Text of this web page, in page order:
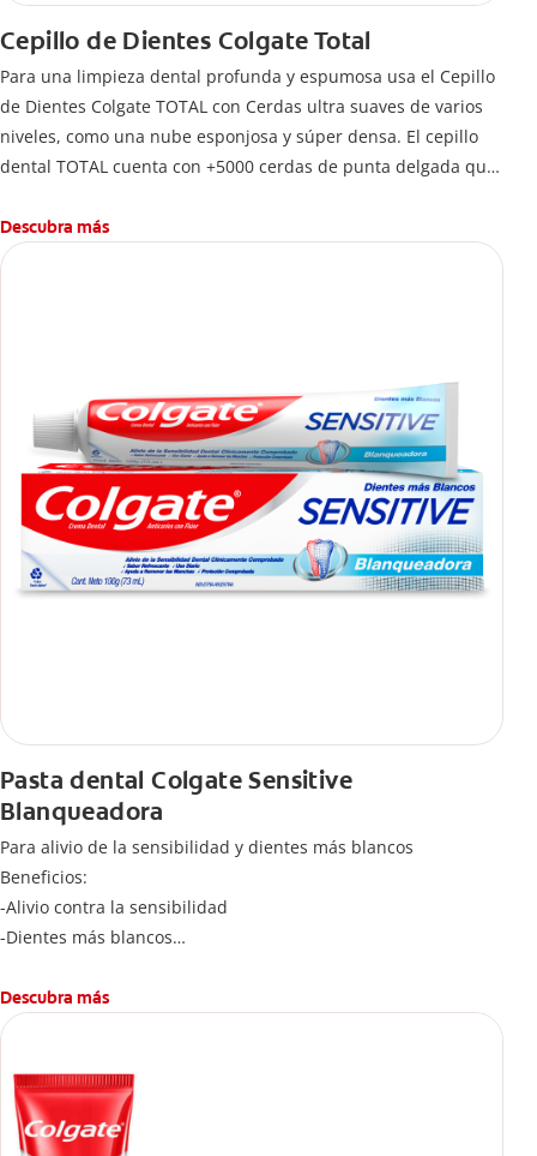
Cepillo de Dientes Colgate Total
Para una limpieza dental profunda y espumosa usa el Cepillo
de Dientes Colgate TOTAL con Cerdas ultra suaves de varios
niveles, como una nube esponjosa y súper densa. El cepillo
dental TOTAL cuenta con +5000 cerdas de punta delgada que
un cepillo normal.
Descubra más
Pasta dental Colgate Sensitive
Blanqueadora
Para alivio de la sensibilidad y dientes más blancos
Beneficios:
-Alivio contra la sensibilidad
-Dientes más blancos
-Sabor refrescante
Descubra más